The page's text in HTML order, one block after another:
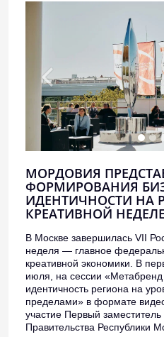
МОРДОВИЯ
ФОРМИРОВАНИЯ
ИДЕНТИЧНОСТИ НА
КРЕАТИВНОЙ НЕДЕЛЕ
В Москве завершилась VII
неделя — главное
креативной экономики. В
июля, на сессии
идентичность региона на
пределами» в формате
участие Первый
Правительства Республики